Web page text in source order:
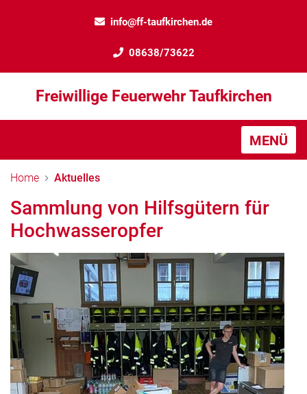
info@ff-taufkirchen.de
08638/73622
Freiwillige Feuerwehr Taufkirchen
MENÜ
Home Aktuelles
Sammlung von Hilfsgütern für
Hochwasseropfer